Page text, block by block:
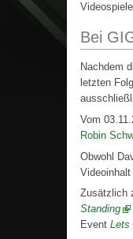
Bei
Nachdem
letzten
Vom
Robin
Obwohl
Zusätzlich
Standing
Event Lets